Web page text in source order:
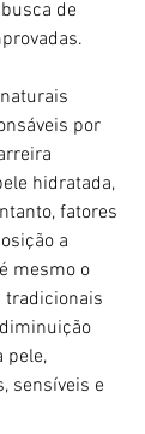
de
por
hidratada,
fatores
a
mesmo o
tradicionais
pele,
sensíveis e